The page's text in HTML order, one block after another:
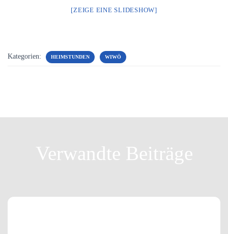
[ZEIGE EINE SLIDESHOW]
Kategorien: HEIMSTUNDEN WIWÖ
Verwandte Beiträge